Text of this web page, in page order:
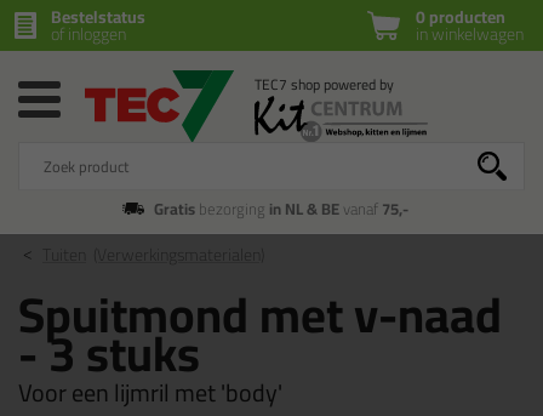
0 producten
in winkelwagen
Bestelstatus
of inloggen
Gratisbezorging in NL & BEvanaf75,-
(Verwerkingsmaterialen)
Spuitmond met v-naad
- 3 stuks
Voor een lijmril met 'body'